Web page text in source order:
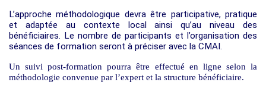
L’approche méthodologique devra être participative, pratique
et adaptée au contexte local ainsi qu’au niveau des
bénéficiaires. Le nombre de participants et l’organisation des
séances de formation seront à préciser avec la CMAI.
Un suivi post-formation pourra être effectué en ligne selon la
méthodologie convenue par l’expert et la structure bénéficiaire.